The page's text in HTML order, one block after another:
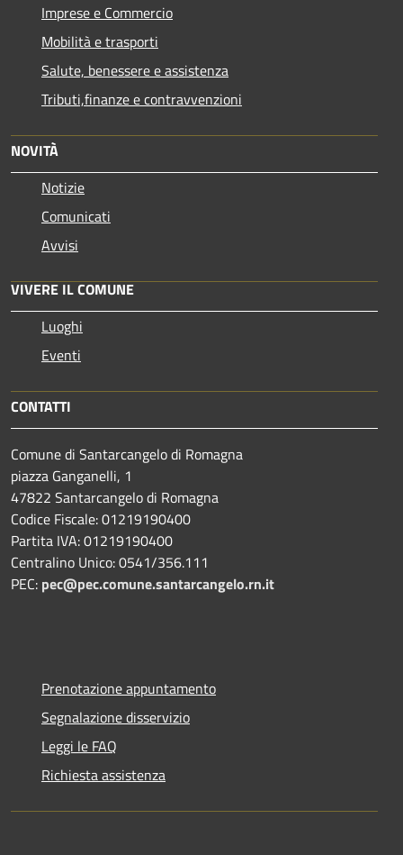
Imprese e Commercio
Mobilità e trasporti
Salute, benessere e assistenza
Tributi,finanze e contravvenzioni
NOVITÀ
Notizie
Comunicati
Avvisi
VIVERE IL COMUNE
Luoghi
Eventi
CONTATTI
Comune di Santarcangelo di Romagna
piazza Ganganelli, 1
47822 Santarcangelo di Romagna
Codice Fiscale: 01219190400
Partita IVA: 01219190400
Centralino Unico: 0541/356.111
PEC: pec@pec.comune.santarcangelo.rn.it
Prenotazione appuntamento
Segnalazione disservizio
Leggi le FAQ
Richiesta assistenza